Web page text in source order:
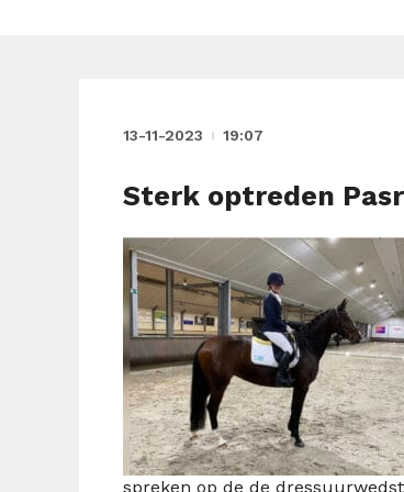
13-11-2023 19:07
Sterk optreden
spreken op de de